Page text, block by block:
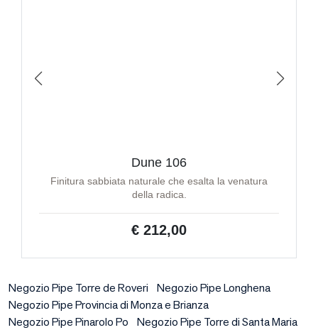
Dune 106
Finitura sabbiata naturale che esalta la venatura
della radica.
€ 212,00
Negozio Pipe Torre de Roveri
Negozio Pipe Longhena
Negozio Pipe Provincia di Monza e Brianza
Negozio Pipe Pinarolo Po
Negozio Pipe Torre di Santa Maria